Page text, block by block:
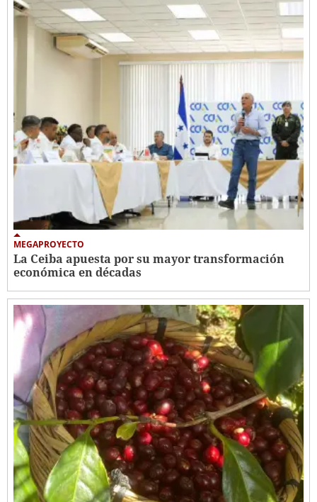
MEGAPROYECTO
La Ceiba apuesta por su mayor transformación
económica en décadas